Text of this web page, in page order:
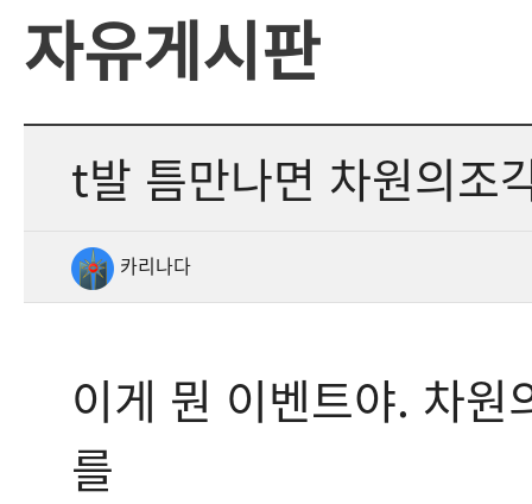
자유게시판
t발 틈만나면 차원의조
카리나다
이게 뭔 이벤트야. 차
를